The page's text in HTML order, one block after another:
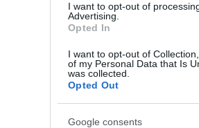
I want to opt-out of
Advertising.
Opted In
I want to opt-out of
of my Personal Data that Is
was collected.
Opted Out
Google consents